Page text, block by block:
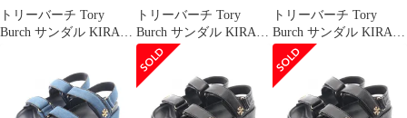
トリーバーチ Tory
Burch サンダル KIRA
デニム レザー サンダル
レディース 新品
トリーバーチ Tory
Burch サンダル KIRA
SPORT SANDAL キラ
スポーツ 1589544016/
デニム レザー サンダル
レディース 新品
トリーバーチ Tory
Burch サンダル KIRA
SPORT SANDAL キラ
スポーツ 1589544017/
デニム レザー サンダル
レディース 新品